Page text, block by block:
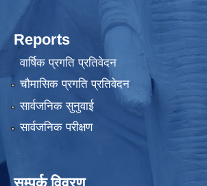
Reports
वार्षिक प्रगति प्रतिवेदन
चौमासिक प्रगति प्रतिवेदन
सार्वजनिक सुनुवाई
सार्वजनिक परीक्षण